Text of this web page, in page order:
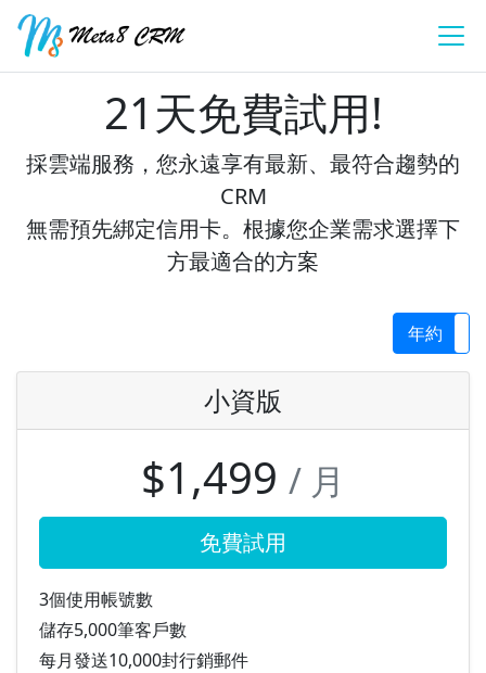
21天免費試用!
採雲端服務，您永遠享有最新、最符合趨勢的
CRM
無需預先綁定信用卡。根據您企業需求選擇下
方最適合的方案
年約
小資版
$1,499 / 月
免費試用
3個使用帳號數
儲存5,000筆客戶數
每月發送10,000封行銷郵件